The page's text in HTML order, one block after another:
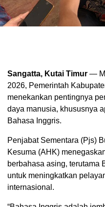
Sangatta, Kutai Timur —
2026, Pemerintah
menekankan pentingnya
daya manusia, khususnya
Bahasa Inggris.
Penjabat Sementara (Pjs)
Kesuma (AHK)
berbahasa asing, terutama
untuk meningkatkan
internasional.